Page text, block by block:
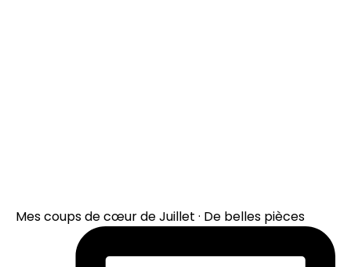
Mes coups de cœur de Juillet · De belles pièces